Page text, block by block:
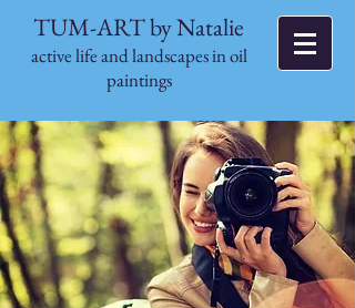
TUM-ART by Natalie
active life and landscapes in oil
paintings